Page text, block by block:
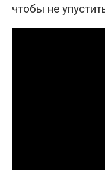
чтобы не